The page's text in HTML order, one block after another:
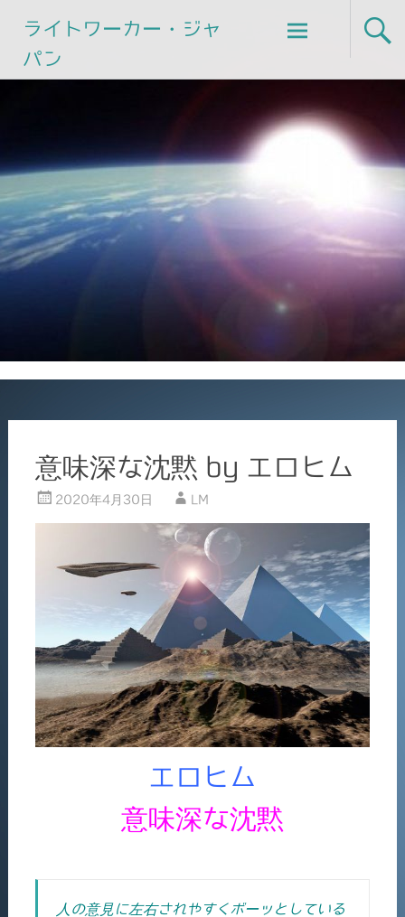
ライトワーカー・ジャ
パン
Skip
to
意味深な沈黙 by エロヒム
2020年4月30日 LM
エロヒム
意味深な沈黙
人の意見に左右されやすくボーッとしている